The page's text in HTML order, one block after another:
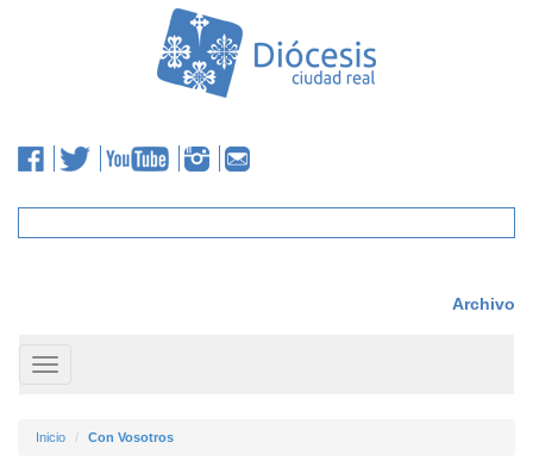
Archivo
Toggle
navigation
Inicio Con Vosotros